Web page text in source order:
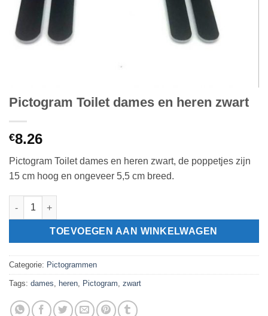
Pictogram Toilet dames en heren zwart
€8.26
Pictogram Toilet dames en heren zwart, de poppetjes zijn
15 cm hoog en ongeveer 5,5 cm breed.
Pictogram Toilet dames en heren zwart aantal
TOEVOEGEN AAN WINKELWAGEN
Categorie: Pictogrammen
Tags: dames, heren, Pictogram, zwart